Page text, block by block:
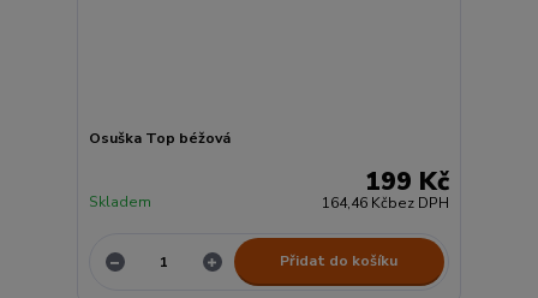
Osuška Top béžová
199 Kč
164,46 Kčbez DPH
Skladem
Přidat do košíku